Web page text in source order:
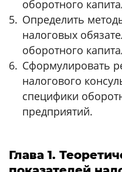
оборотного
Определить
налоговых
оборотного
Сформулировать
налогового
специфики
предприятий.
Глава 1.